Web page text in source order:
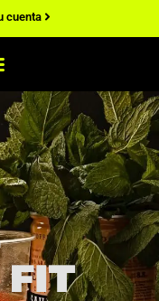
cuenta
FIT